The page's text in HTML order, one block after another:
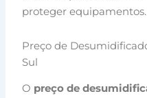
proteger equipamentos.
Preço de
Sul
O preço de